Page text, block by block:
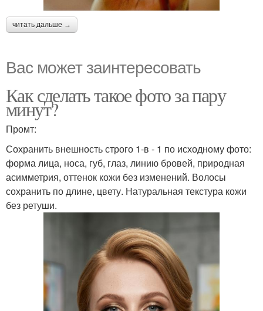
читать дальше →
Вас может заинтересовать
Как сделать такое фото за пару
минут?
Промт:
Сохранить внешность строго 1-в - 1 по исходному фото:
форма лица, носа, губ, глаз, линию бровей, природная
асимметрия, оттенок кожи без изменений. Волосы
сохранить по длине, цвету. Натуральная текстура кожи
без ретуши.